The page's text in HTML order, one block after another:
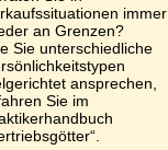
immer
an Grenzen?
Sie unterschiedliche
ansprechen,
Sie im